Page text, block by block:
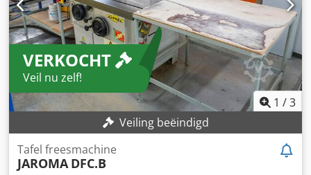
VERKOCHT
Veil nu zelf!
1 /3
Veiling beëindigd
Tafel freesmachine
JAROMA DFC.B